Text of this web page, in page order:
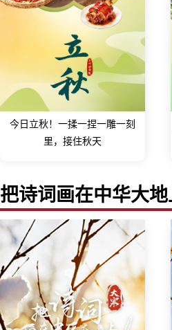
今日立秋！一揉一捏一雕一刻
里，接住秋天
把诗词画在中华大